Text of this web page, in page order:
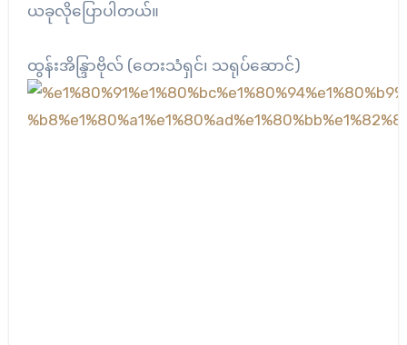
ယခုလိုပြောပါတယ်။
ထွန်းအိန္ဒြာဗိုလ် (တေးသံရှင်၊ သရုပ်ဆောင်)